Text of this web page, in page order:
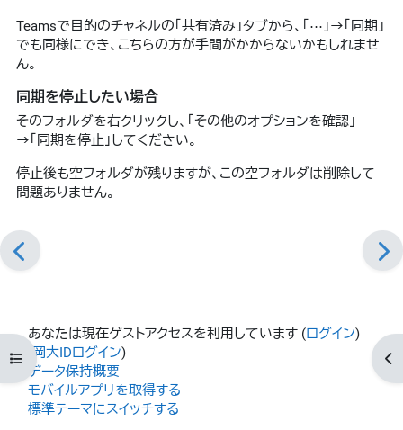
コースインデックスを開く ブ
Teamsで目的のチャネルの「共有済み」タブから、「⋯」→「同期」
でも同様にでき、こちらの方が手間がかからないかもしれませ
ん。
同期を停止したい場合
そのフォルダを右クリックし、「その他のオプションを確認」
→「同期を停止」してください。
停止後も空フォルダが残りますが、この空フォルダは削除して
問題ありません。
あなたは現在ゲストアクセスを利用しています (ログイン)
岡大IDログイン)
データ保持概要
モバイルアプリを取得する
標準テーマにスイッチする